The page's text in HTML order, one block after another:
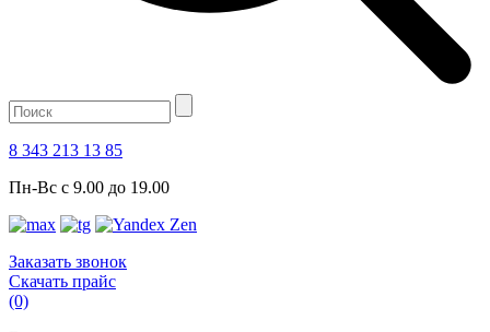
8 343 213 13 85
Пн-Вс с 9.00 до 19.00
Заказать звонок
Скачать прайс
(0)